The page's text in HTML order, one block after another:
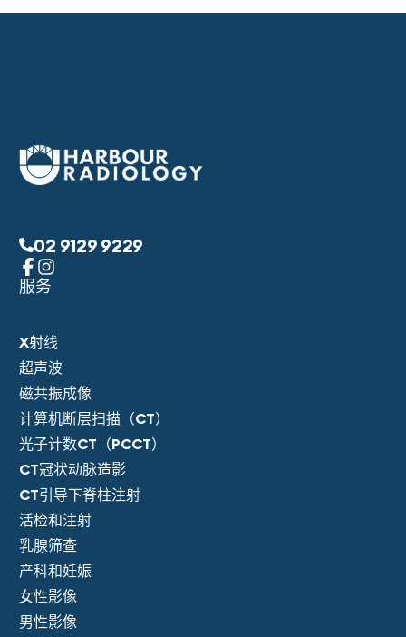
02 9129 9229
服务
X射线
超声波
磁共振成像
计算机断层扫描（CT）
光子计数CT（PCCT）
CT冠状动脉造影
CT引导下脊柱注射
活检和注射
乳腺筛查
产科和妊娠
女性影像
男性影像